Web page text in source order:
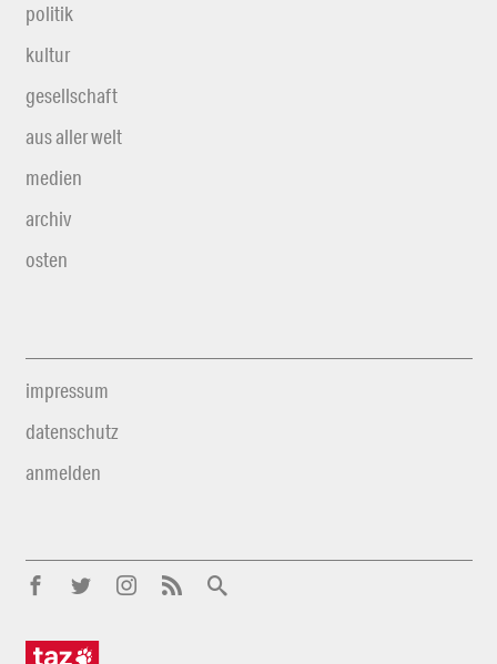
politik
kultur
gesellschaft
aus aller welt
medien
archiv
osten
impressum
datenschutz
anmelden